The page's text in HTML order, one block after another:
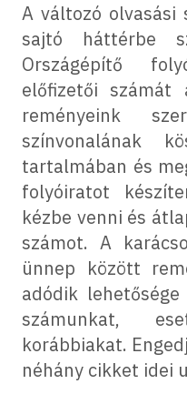
A változó olvasási
sajtó háttérbe
Országépítő
előfizetői
reményeink
színvonalának
tartalmában és
folyóiratot
kézbe venni és
számot. A
ünnep között
adódik
számunkat,
korábbiakat.
néhány cikket idei